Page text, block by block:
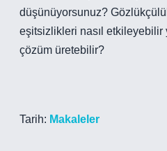
düşünüyorsunuz?
eşitsizlikleri nasıl etkileyebilir
çözüm üretebilir?
Tarih: Makaleler